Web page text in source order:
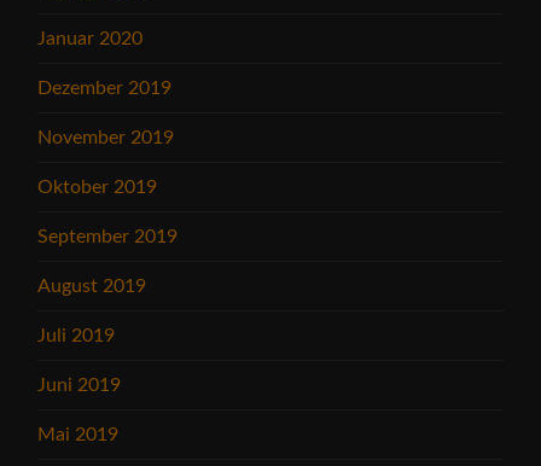
Januar 2020
Dezember 2019
November 2019
Oktober 2019
September 2019
August 2019
Juli 2019
Juni 2019
Mai 2019